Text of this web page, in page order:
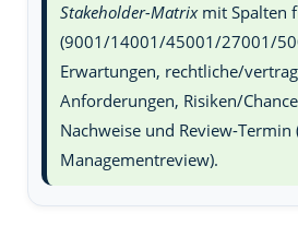
Stakeholder-Matrixmit Spalten
(9001/14001/45001/27001/
Erwartungen, rechtliche/
Anforderungen, Risiken/
Nachweise und Review-Termin
Managementreview).